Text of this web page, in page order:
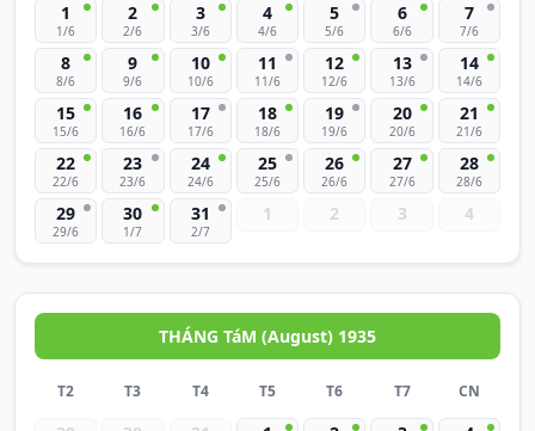
1
1/6
2
2/6
3
3/6
4
4/6
5
5/6
6
6/6
7
7/6
8
8/6
9
9/6
10
10/6
11
11/6
12
12/6
13
13/6
14
14/6
15
15/6
16
16/6
17
17/6
18
18/6
19
19/6
20
20/6
21
21/6
22
22/6
23
23/6
24
24/6
25
25/6
26
26/6
27
27/6
28
28/6
29
29/6
30
1/7
31
2/7
1 2 3 4
THÁNG TáM (August) 1935
T2 T3 T4 T5 T6 T7 CN